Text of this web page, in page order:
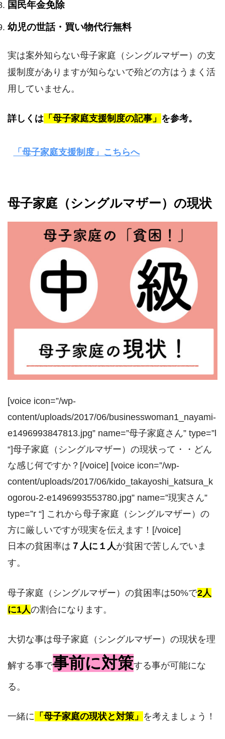
国民年金免除
幼児の世話・買い物代行無料
実は案外知らない母子家庭（シングルマザー）の支
援制度がありますが知らないで殆どの方はうまく活
用していません。
詳しくは 「母子家庭支援制度の記事」 を参考。
「母子家庭支援制度」こちらへ
母子家庭（シングルマザー）の現状
[voice icon=”/wp-
content/uploads/2017/06/businesswoman1_nayami-
e1496993847813.jpg” name=”母子家庭さん” type=”l
“]母子家庭（シングルマザー）の現状って・・どん
な感じ何ですか？[/voice] [voice icon=”/wp-
content/uploads/2017/06/kido_takayoshi_katsura_k
ogorou-2-e1496993553780.jpg” name=”現実さん”
type=”r “] これから母子家庭（シングルマザー）の
方に厳しいですが現実を伝えます！[/voice]
日本の貧困率は ７人に１人が貧困で苦しんでいま
す。
母子家庭（シングルマザー）の貧困率は50%で2人
に1人の割合になります。
大切な事は母子家庭（シングルマザー）の現状を理
解する事で事前に対策する事が可能にな
る。
一緒に 「母子家庭の現状と対策」 を考えましょう！